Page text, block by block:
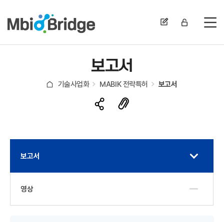
전
보고서
기술사업화 MABIK 전략특허 보고서
보고서
영상